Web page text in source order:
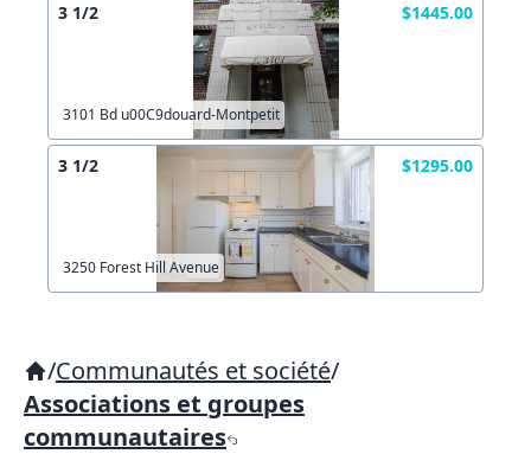
3 1/2 $1445.00
3101 Bd u00C9douard-Montpetit
3 1/2 $1295.00
3250 Forest Hill Avenue
/Communautés et société/
Associations et groupes
communautaires